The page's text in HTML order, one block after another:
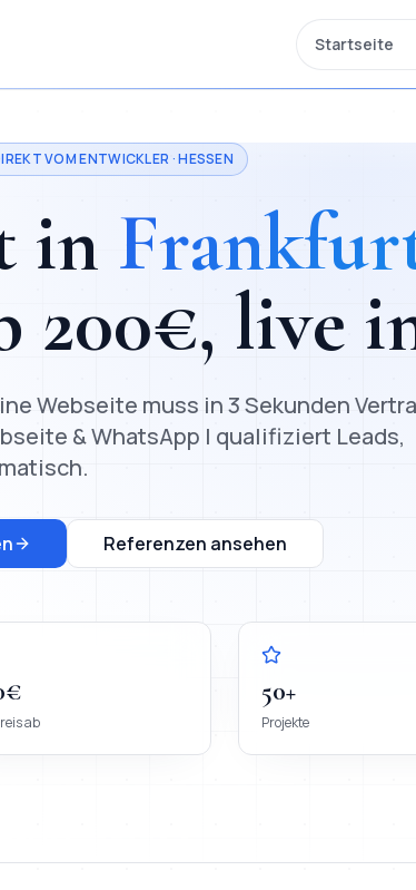
Startseite
VOM ENTWICKLER ·HESSEN
in
200€, live
Webseite muss in 3 Sekunden
& WhatsApp | qualifiziert Leads,
Referenzen ansehen
ab
50+
Projekte